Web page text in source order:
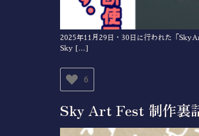
2025年11月29日・30日に行われた「
Sky […]
6
Sky Art Fest 制作裏